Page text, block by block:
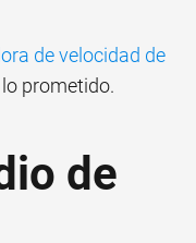
de velocidad de
prometido.
de